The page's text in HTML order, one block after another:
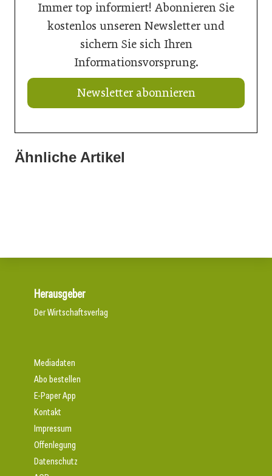
Immer top informiert! Abonnieren Sie
kostenlos unseren Newsletter und
sichern Sie sich Ihren
Informationsvorsprung.
Newsletter abonnieren
Ähnliche Artikel
18. Juni 2026
Herausgeber
Der Wirtschaftsverlag
Mediadaten
Abo bestellen
E-Paper App
Kontakt
Impressum
Offenlegung
Datenschutz